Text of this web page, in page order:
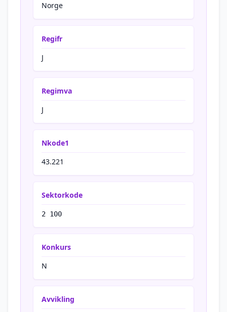
Norge
Regifr
J
Regimva
J
Nkode1
43.221
Sektorkode
2 100
Konkurs
N
Avvikling